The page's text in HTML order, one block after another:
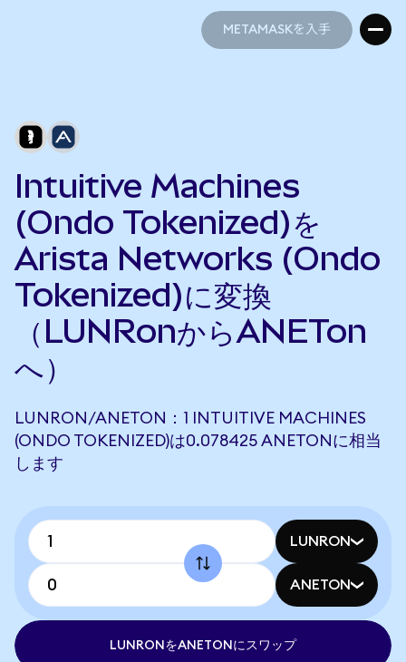
METAMASKを入手
Intuitive Machines
(Ondo Tokenized)を
Arista Networks (Ondo
Tokenized)に変換
（LUNRonからANETon
へ）
LUNRON/ANETON：1 INTUITIVE MACHINES
(ONDO TOKENIZED)は0.078425 ANETONに相当
します
LUNRON
ANETON
LUNRONをANETONにスワップ